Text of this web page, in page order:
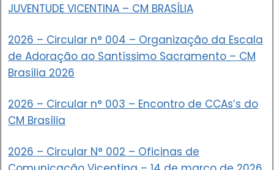
JUVENTUDE VICENTINA – CM BRASÍLIA
2026 – Circular n° 004 – Organização da Escala
de Adoração ao Santíssimo Sacramento – CM
Brasília 2026
2026 – Circular n° 003 – Encontro de CCAs’s do
CM Brasília
2026 – Circular N° 002 – Oficinas de